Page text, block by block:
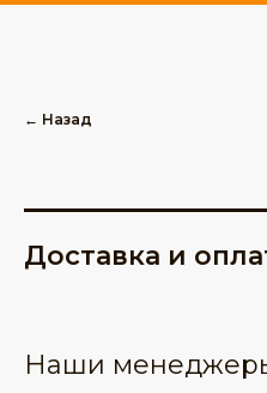
← Назад
Доставка и
Наши менеджеры